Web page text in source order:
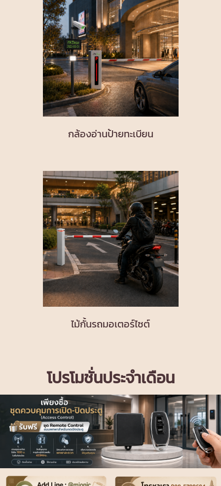
กล้องอ่านป้ายทะเบียน
ไม้กั้นรถมอเตอร์ไซต์
โปรโมชั่นประจำเดือน